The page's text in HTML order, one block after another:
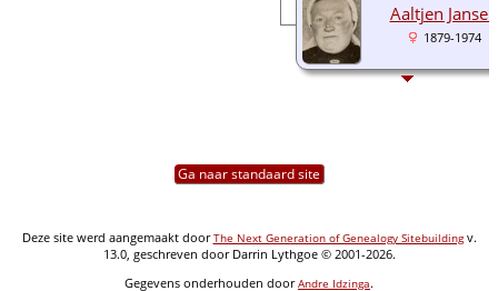
Aaltjen Jansen
1879-1974
Ga naar standaard site
Deze site werd aangemaakt doorThe Next Generation of Genealogy Sitebuildingv.
13.0, geschreven door Darrin Lythgoe © 2001-2026.
Gegevens onderhouden doorAndre Idzinga.